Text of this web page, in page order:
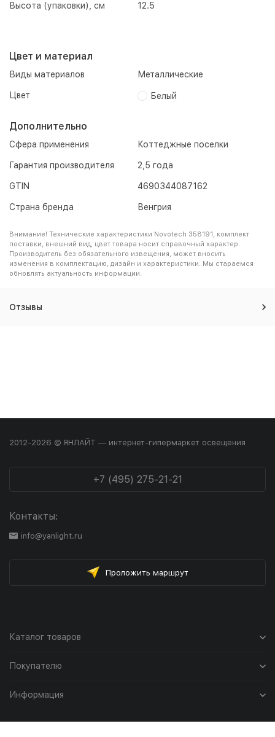
Высота (упаковки), см 12.5
Цвет и материал
Виды материалов Металлические
Цвет Белый
Дополнительно
Сфера применения Коттеджные поселки
Гарантия производителя 2,5 года
GTIN 4690344087162
Страна бренда Венгрия
Внимание! Технические характеристики Novotech 358191, комплект
поставки, внешний вид, цвет товара носит справочный характер.
Производитель без обязательного извещения, может вносить
изменения в комплектацию, дизайн и характеристики. Мы стараемся
обновлять актуальность информации.
Отзывы
2012-2026 © ЯНЛАЙТ — интернет-гипермаркет освещения
+7 (495) 275-21-21
Контакты:
info@yanlight.ru
Проложить маршрут
Каталог товаров
Покупателю
Информация